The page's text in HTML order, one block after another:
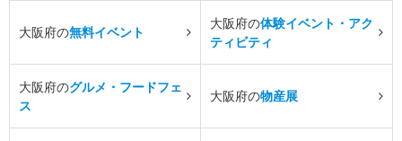
大阪府の無料イベント
大阪府の体験イベント・アク
ティビティ
大阪府のグルメ・フードフェ
ス
大阪府の物産展